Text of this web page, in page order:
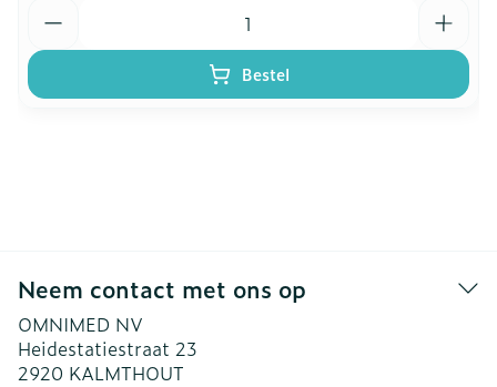
Bestel
Neem contact met ons op
OMNIMED NV
Heidestatiestraat 23
2920 KALMTHOUT